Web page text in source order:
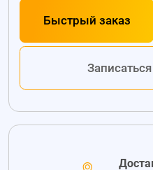
Быстрый заказ